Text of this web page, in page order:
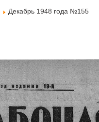
Декабрь 1948 года №155